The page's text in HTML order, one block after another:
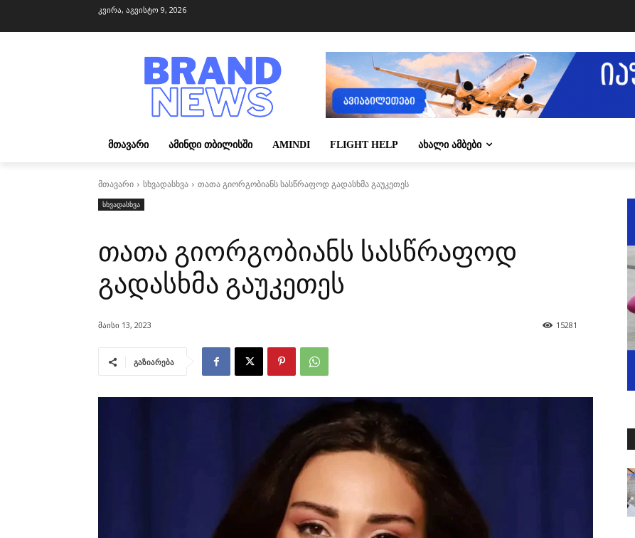
კვირა, აგვისტო 9, 2026
ᲛᲗᲐᲕᲐᲠᲘ ᲐᲛᲘᲜᲓᲘ ᲗᲑᲘᲚᲘᲡᲨᲘ AMINDI FLIGHT HELP ᲐᲮᲐᲚᲘ ᲐᲛᲑᲔᲑᲘ
მთავარი სხვადასხვა თათა გიორგობიანს სასწრაფოდ გადასხმა გაუკეთეს
სხვადასხვა
თათა გიორგობიანს სასწრაფოდ
გადასხმა გაუკეთეს
მაისი 13, 2023 15281
გაზიარება